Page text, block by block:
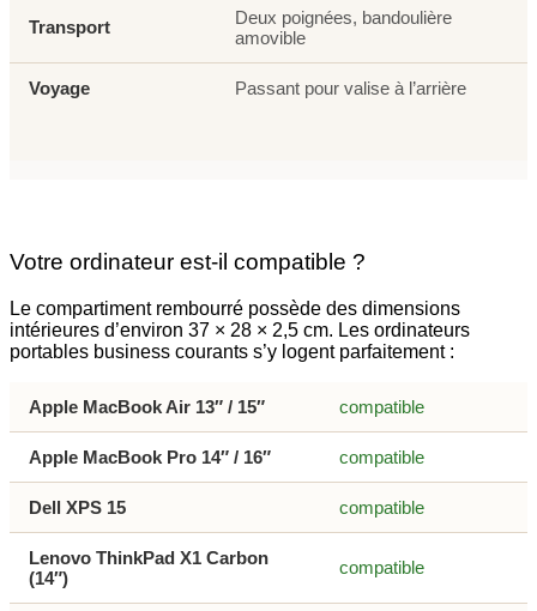
Transport
Deux poignées, bandoulière
amovible
Voyage Passant pour valise à l’arrière
Votre ordinateur est-il compatible ?
Le compartiment rembourré possède des dimensions
intérieures d’environ 37 × 28 × 2,5 cm. Les ordinateurs
portables business courants s’y logent parfaitement :
Apple MacBook Air 13″ / 15″ compatible
Apple MacBook Pro 14″ / 16″ compatible
Dell XPS 15 compatible
Lenovo ThinkPad X1 Carbon
(14″)
compatible